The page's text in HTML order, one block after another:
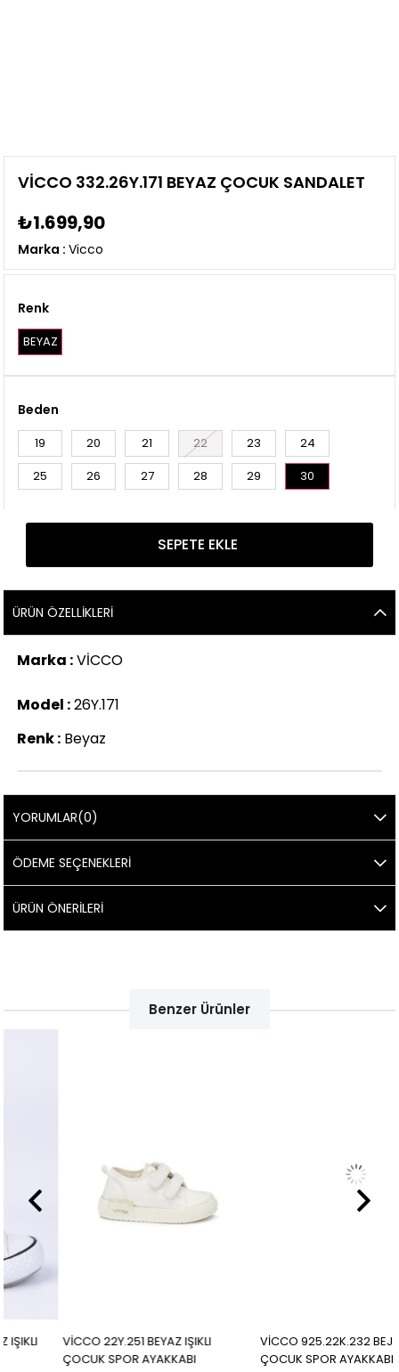
VİCCO 332.26Y.171 BEYAZ ÇOCUK SANDALET
₺1.699,90
Marka : Vicco
Renk
BEYAZ
Beden
19 20 21 22 23
24
25
26 27 28 29 30
ÜRÜN ÖZELLIKLERI
Marka :VİCCO
Model :26Y.171
Renk : Beyaz
YORUMLAR(0)
ÖDEME SEÇENEKLERI
ÜRÜN ÖNERILERI
Benzer Ürünler
VİCCO 22Y.251 BEYAZ IŞIKLI
ÇOCUK SPOR AYAKKABI
VİCCO 925.22K.232 BEJ IŞIKLI
ÇOCUK SPOR AYAKKABI